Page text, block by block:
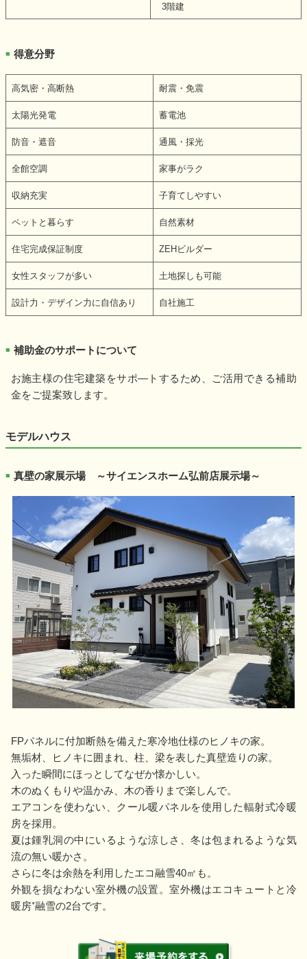
3階建
■ 得意分野
高気密・高断熱 耐震・免震
太陽光発電 蓄電池
防音・遮音 通風・採光
全館空調 家事がラク
収納充実 子育てしやすい
ペットと暮らす 自然素材
住宅完成保証制度 ZEHビルダー
女性スタッフが多い 土地探しも可能
設計力・デザイン力に自信あり 自社施工
■ 補助金のサポートについて
お施主様の住宅建築をサポ―トするため、ご活用できる補助
金をご提案致します。
モデルハウス
■ 真壁の家展示場 ～サイエンスホーム弘前店展示場～
FPパネルに付加断熱を備えた寒冷地仕様のヒノキの家。
無垢材、ヒノキに囲まれ、柱、梁を表した真壁造りの家。
入った瞬間にほっとしてなぜか懐かしい。
木のぬくもりや温かみ、木の香りまで楽しんで。
エアコンを使わない、クール暖パネルを使用した輻射式冷暖
房を採用。
夏は鍾乳洞の中にいるような涼しさ、冬は包まれるような気
流の無い暖かさ。
さらに冬は余熱を利用したエコ融雪40㎡も。
外観を損なわない室外機の設置。室外機はエコキュートと冷
暖房⁺融雪の2台です。